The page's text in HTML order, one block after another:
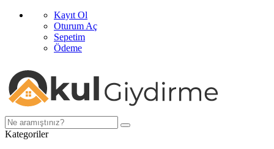
Kayıt Ol
Oturum Aç
Sepetim
Ödeme
Kategoriler